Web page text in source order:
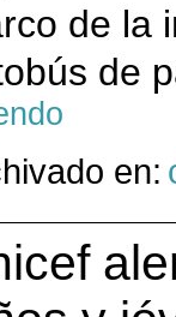
de la
de
en: